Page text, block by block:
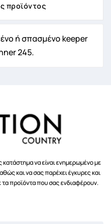
προϊόντος
ή σπασμένο keeper
245.
να είναι ενημερωμένο με
και να σας παρέχει έγκυρες και
τα προϊόντα που σας ενδιαφέρουν.